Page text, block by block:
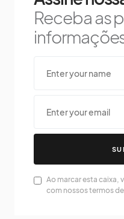
Receba as
Ao marcar esta caixa,
com nossos termos